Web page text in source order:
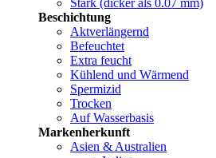
Stark (dicker als 0.07 mm)
Beschichtung
Aktverlängernd
Befeuchtet
Extra feucht
Kühlend und Wärmend
Spermizid
Trocken
Auf Wasserbasis
Markenherkunft
Asien & Australien